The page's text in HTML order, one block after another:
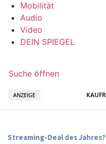
Mobilität
Audio
Video
DEIN SPIEGEL
Suche öffnen
ANZEIGE
Streaming-Deal des Jahres?